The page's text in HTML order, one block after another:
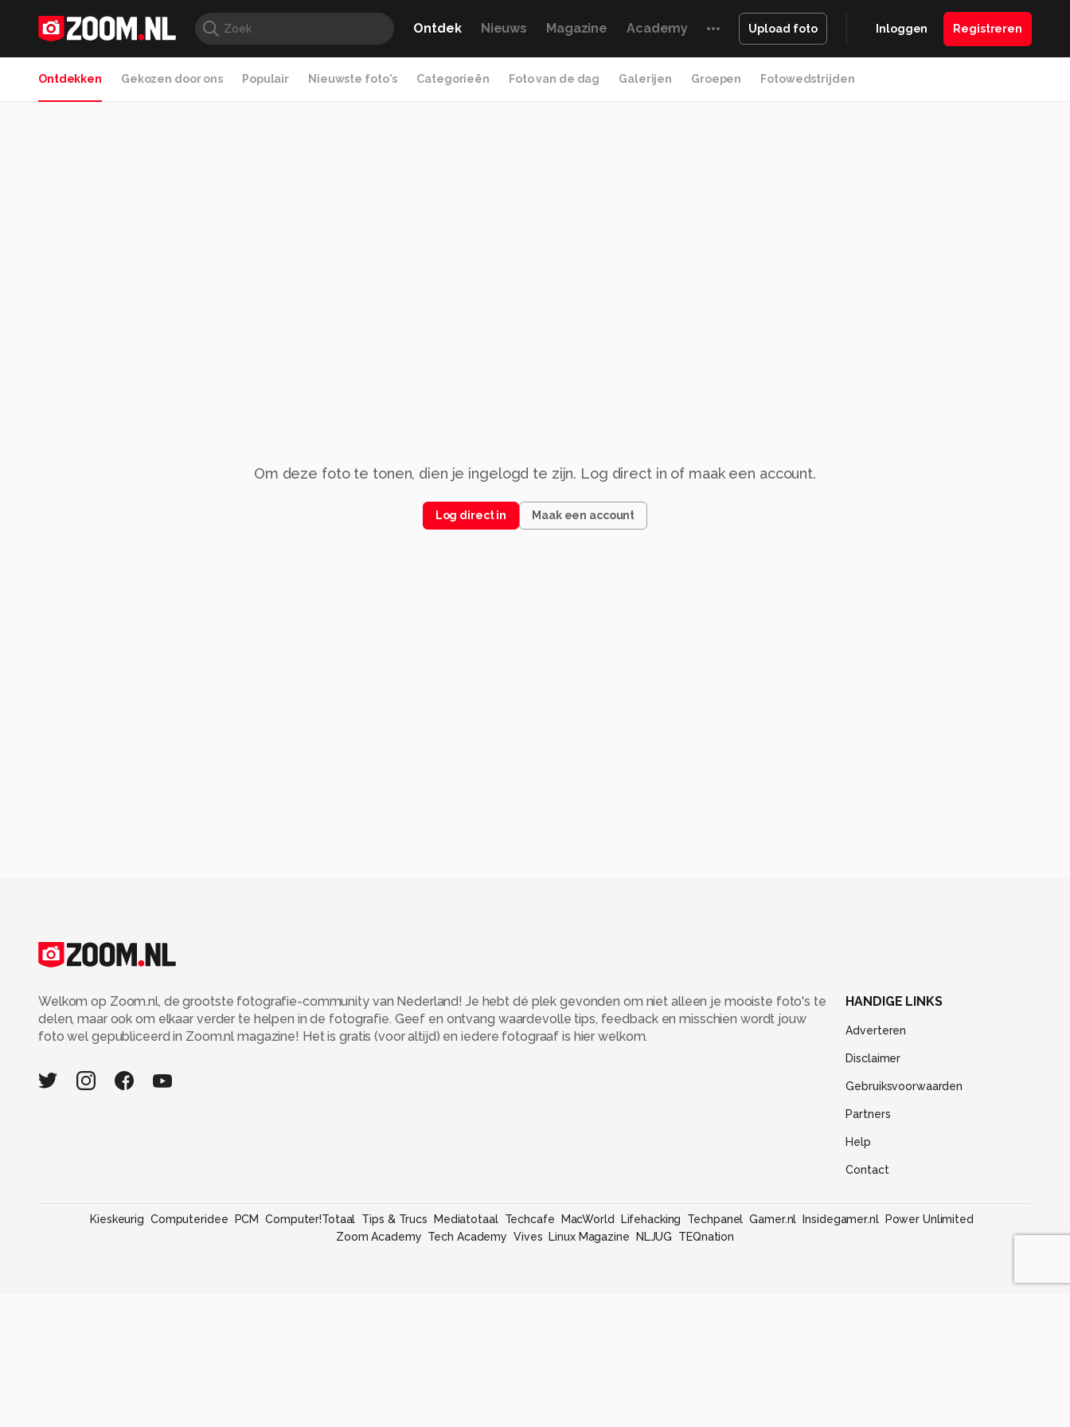
Ontdek Nieuws Magazine Academy Upload foto Inloggen Registreren
Ontdekken Gekozen door ons Populair Nieuwste foto's Categorieën Foto van de dag Galerijen Groepen Fotowedstrijden
Om deze foto te tonen, dien je ingelogd te zijn. Log direct in of maak een account.
Log direct in Maak een account
Welkom op Zoom.nl, de grootste fotografie-community van Nederland! Je hebt dé plek gevonden om niet alleen je mooiste foto's te
delen, maar ook om elkaar verder te helpen in de fotografie. Geef en ontvang waardevolle tips, feedback en misschien wordt jouw
foto wel gepubliceerd in Zoom.nl magazine! Het is gratis (voor altijd) en iedere fotograaf is hier welkom.
HANDIGE LINKS
Adverteren
Disclaimer
Gebruiksvoorwaarden
Partners
Help
Contact
Kieskeurig Computeridee PCM Computer!Totaal Tips & Trucs Mediatotaal Techcafe MacWorld Lifehacking Techpanel Gamer.nl Insidegamer.nl
Power Unlimited
Zoom Academy Tech Academy Vives Linux Magazine NLJUG TEQnation